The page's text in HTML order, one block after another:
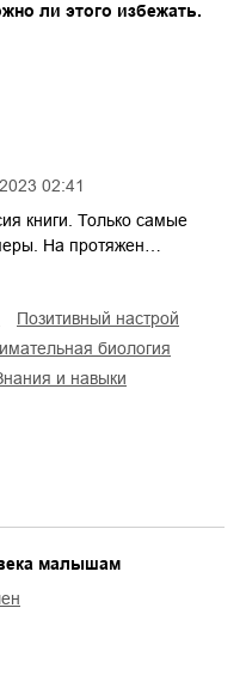
02:41
ли этого избежать.
книги. Только самые
На протяжен…
позитивный настрой
биология
знания и навыки
малышам